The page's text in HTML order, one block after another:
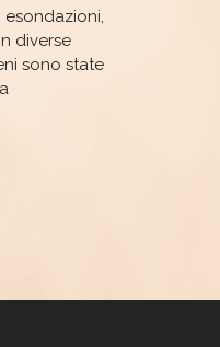
VITTIMA
E
DANNI
DIFFUSI
esondazioni,
diverse
sono state